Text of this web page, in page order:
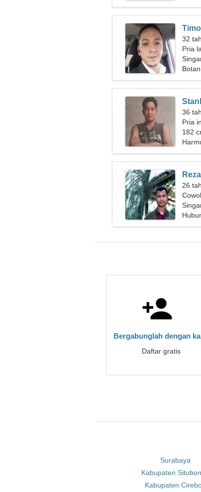
32
Pria
36
Pria
182
Reza
26
Bergabunglah dengan
Daftar gratis
Surabaya
Kabupaten
Kabupaten